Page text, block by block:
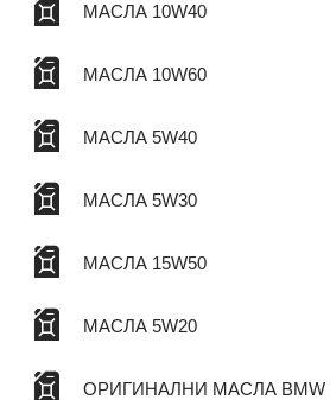
МАСЛА 10W40
МАСЛА 10W60
МАСЛА 5W40
МАСЛА 5W30
МАСЛА 15W50
МАСЛА 5W20
ОРИГИНАЛНИ МАСЛА BMW